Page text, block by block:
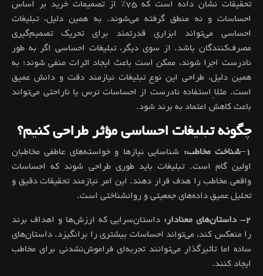
تحقیقات نشان داده است که ۷۵٪ از تصمیمات خرید بر اساس
احساسات و نه منطق گرفته می‌شوند. به همین دلیل، تبلیغات
احساسی می‌تواند ابزاری قدرتمند برای تحریک تصمیم‌گیری
مصرف‌کنندگان باشد. از سوی دیگر، تبلیغات احساسی اگر به طور
نادرست اجرا شوند، ممکن است باعث ایجاد اثرات منفی شوند؛ به
همین دلیل، طراحی این نوع تبلیغات نیازمند دقت و دانش عمیق
است. مثلاً استفاده نادرست از احساسات ترس یا ناراحتی می‌تواند
باعث کاهش اعتماد به برند شود.
چگونه تبلیغات احساسی مؤثر طراحی کنیم؟
۱–شناختمخاطب: شناسایی نیازها و خواسته‌های عاطفی مخاطبان
اولین گام است. تبلیغات باید طوری طراحی شوند که احساسات
واقعی مخاطب را هدف قرار دهند. این امر نیازمند تحقیقات دقیق و
تحلیل عمیق داده‌های جمعیتی و روانشناختی است.
۲- داستان‌های معنادار:
داستان‌سرایی که ارزش‌ها و اهداف برند
را منعکس کند، می‌تواند احساسات بیشتری را برانگیزد. داستان‌های
ساده اما تأثیرگذار می‌توانند تجربه‌ای فراموش‌نشدنی برای مخاطب
ایجاد کنند.